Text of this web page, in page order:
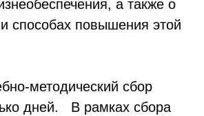
а также о
способах повышения этой
методический сбор
дней. В рамках сбора